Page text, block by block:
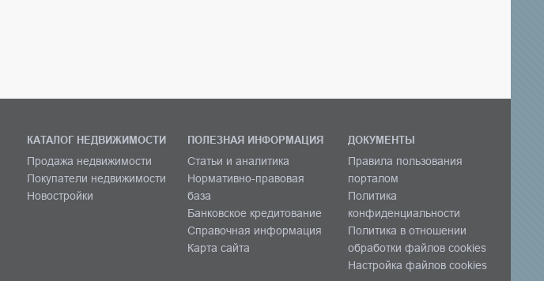
КАТАЛОГ НЕДВИЖИМОСТИ
Продажа недвижимости
Покупатели недвижимости
Новостройки
ПОЛЕЗНАЯ ИНФОРМАЦИЯ
Статьи и аналитика
Нормативно-правовая
база
Банковское кредитование
Справочная информация
Карта сайта
ДОКУМЕНТЫ
Правила пользования
порталом
Политика
конфиденциальности
Политика в отношении
обработки файлов cookies
Настройка файлов cookies